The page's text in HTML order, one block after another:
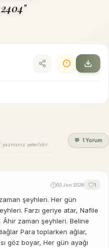
yazmanız yeterlidir.
💬 1 Yorum
02 Jun 2026 1
şeyhleri. Her gün
Farzı geriye atar, Nafile
zaman şeyhleri. Beline
Para toplarken ağlar,
göz boyar, Her gün ayağı